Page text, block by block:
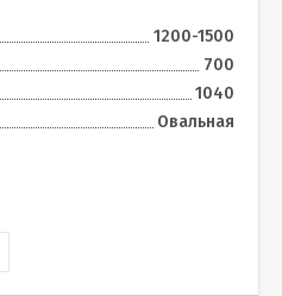
1200-1500
700
1040
Овальная